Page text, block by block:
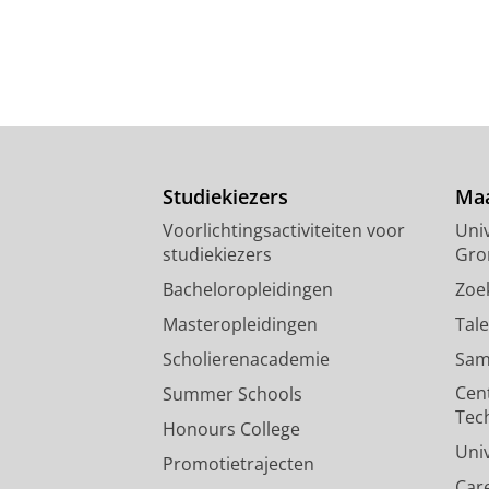
Studiekiezers
Voorlichtingsactiviteiten voor
studiekiezers
Bacheloropleidingen
Masteropleidingen
Scholierenacademie
Summer Schools
Honours College
Promotietrajecten